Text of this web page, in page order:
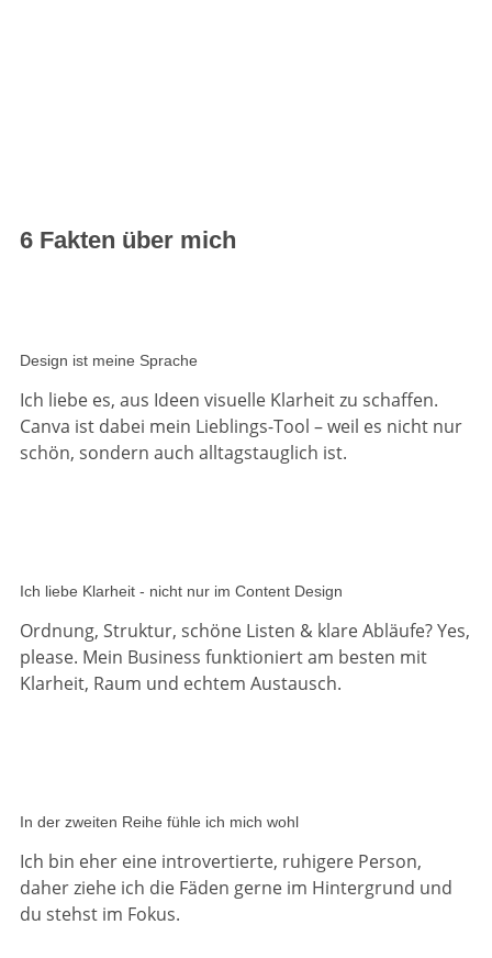
6 Fakten über mich
Design ist meine Sprache
Ich liebe es, aus Ideen visuelle Klarheit zu schaffen.
Canva ist dabei mein Lieblings-Tool – weil es nicht nur
schön, sondern auch alltagstauglich ist.
Ich liebe Klarheit - nicht nur im Content Design
Ordnung, Struktur, schöne Listen & klare Abläufe? Yes,
please. Mein Business funktioniert am besten mit
Klarheit, Raum und echtem Austausch.
In der zweiten Reihe fühle ich mich wohl
Ich bin eher eine introvertierte, ruhigere Person,
daher ziehe ich die Fäden gerne im Hintergrund und
du stehst im Fokus.